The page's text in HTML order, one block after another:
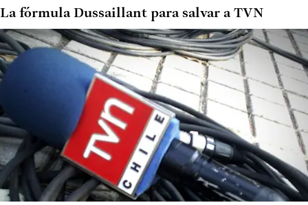
La fórmula Dussaillant para salvar a TVN